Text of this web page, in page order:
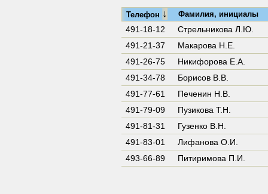
Телефон ↓ Фамилия, инициалы
491-18-12
Стрельникова Л.Ю.
491-21-37
Макарова Н.Е.
491-26-75
Никифорова Е.А.
491-34-78
Борисов В.В.
491-77-61
Печенин Н.В.
491-79-09
Пузикова Т.Н.
491-81-31
Гузенко В.Н.
491-83-01
Лифанова О.И.
493-66-89
Питиримова П.И.